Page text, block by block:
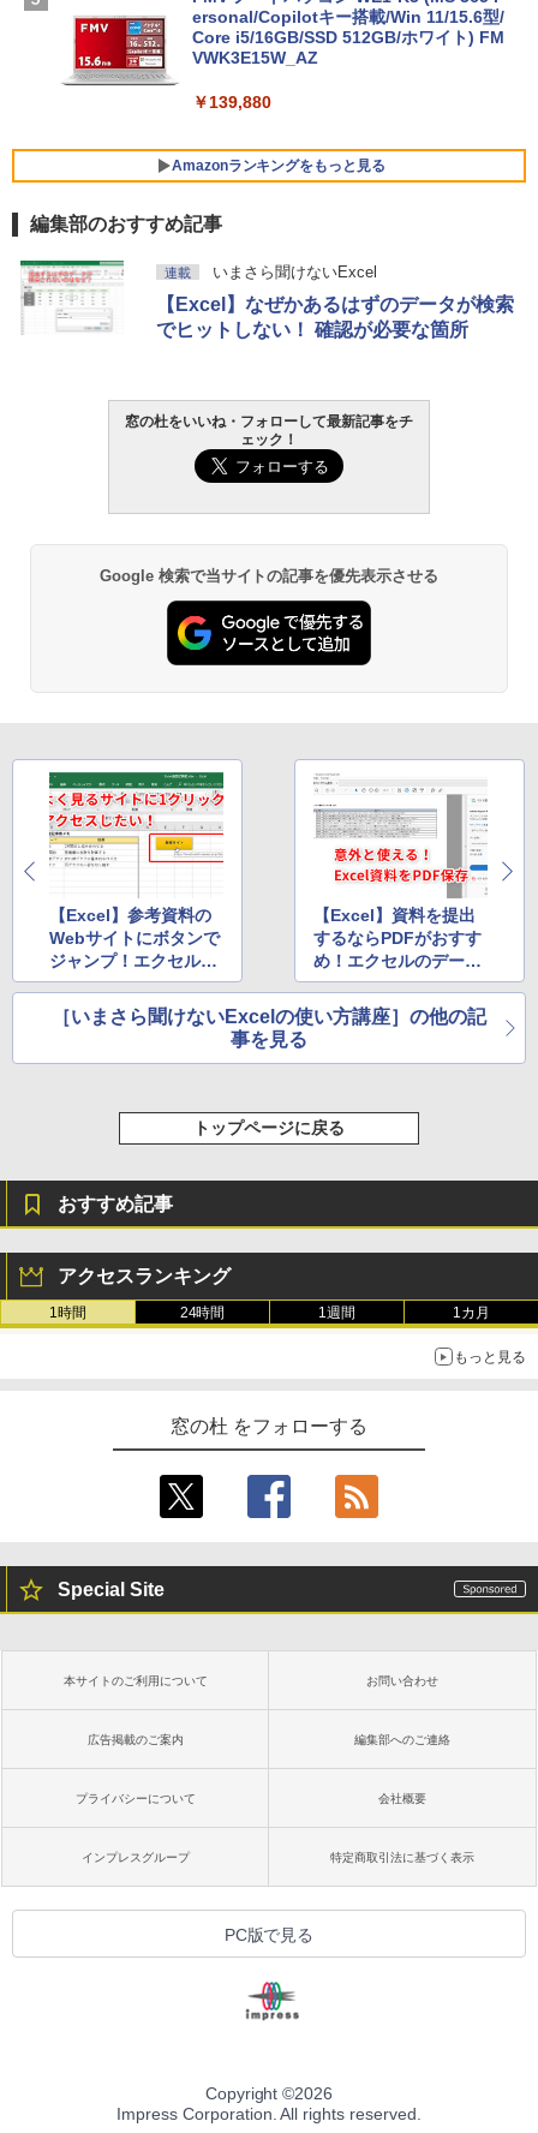
ersonal/Copilotキー搭載/Win 11/15.6型/
Core i5/16GB/SSD 512GB/ホワイト) FM
VWK3E15W_AZ
￥139,880
Amazonランキングをもっと見る
Robloxギフトカード - 800 Robux 【限
定バーチャルアイテムを含む】 【オンラ
インゲームコード】 ロブロックス | オン
ラインコード版
Microsoft Office Home & Business 202
4(最新 永続版)|オンラインコード版|Wind
ows11、10/mac対応|PC2台
定バーチャルアイテムを含む】 【オンラ
インゲームコード】 ロブロックス | オン
ラインコード版
￥3,200
Robloxギフトカード - 1000 Robux 【限
定バーチャルアイテムを含む】 【オンラ
インゲームコード】 ロブロックス |オン
ラインコード版
Windows版 | Minecraft (マインクラフ
ト): Java & Bedrock Edition | オンライ
ンコード版
￥3,600
生成AIパスポート公式テキスト 第４版
￥1,766
AIイラスト表現辞典: 思い通りの絵を引き
出す プロンプトの言葉 AI画像生成シリー
ズ (はぴーイラストLabo)
ClaudeCode いちばんやさしい 教科書:
非エンジニア 初心者 素人 でも安心 使い
方 マニュアル AI副業にもコンテンツ作成
にもKindle出版にも！ 非エンジニアのた
めのAIコーディング入門シリーズ
￥99
1冊ですべて身につくHTML & CSSとWe
bデザイン入門講座［第2版］
￥2,326
FM TOWNS ハイパー・カタログ: 本体ハ
ードウェア・市販ソフトウェアのパーフ
ェクトリストと最新エミュレータ紹介
Amazon Kindle Paperwhite (16GB) 7イ
ンチディスプレイ、色調調節ライト、12
週間持続バッテリー、広告なし、ブラッ
ク
Amazon Kindle - 目に優しい、かさばら
ない、大きな画面で読みやすい、6週間持
続バッテリー、6インチディスプレイ電子
し
￥16,980
Kindle Paperwhite シグニチャーエディ
ション (32GB) 7インチディスプレイ、明
持続バッテリー、広告なし、メタリック
￥27,980
Amazon Kindle Colorsoft | 16GBストレ
ージ、防水、7インチカラーディスプレ
イ、色調調節ライト、最大8週間持続バッ
テリー、広告無し、ブラック (2025年発
売)
￥31,980
New Amazon Kindle Scribe Colorsoft |
11インチカラーディスプレイ、64GBスト
レージ、ノート機能搭載、明るさ自動調
￥115,980
編集部のおすすめ記事
連載 いまさら聞けないExcel
【Excel】なぜかあるはずのデータが検索
でヒットしない！ 確認が必要な箇所
窓の杜をいいね・フォローして最新記事をチ
ェック！
Google 検索で当サイトの記事を優先表示させる
【Excel】参考資料の
Webサイトにボタンで
ジャンプ！エクセルで
ボタンにハイパーリン
クを設定するテクニッ
ク
【Excel】資料を提出
するならPDFがおすす
め！エクセルのデータ
をPDF形式で保存する
方法
［いまさら聞けないExcelの使い方講座］の他の記
事を見る
トップページに戻る
おすすめ記事
アクセスランキング
1時間 24時間 1週間 1カ月
もっと見る
窓の杜 をフォローする
Special Site
本サイトのご利用について お問い合わせ
広告掲載のご案内 編集部へのご連絡
プライバシーについて 会社概要
インプレスグループ 特定商取引法に基づく表示
PC版で見る
Copyright ©2026
Impress Corporation. All rights reserved.